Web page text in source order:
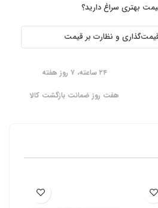
بهتری سراغ دارید؟
قیمت‌گذاری و نظارت بر قیمت
۲۴ ساعته، ۷ روز هفته
هفت روز ضمانت بازگشت کالا